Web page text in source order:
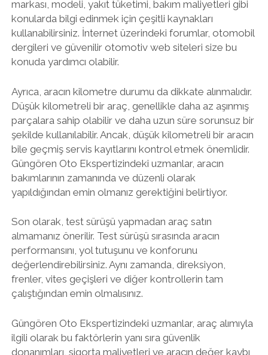
markası, modeli, yakıt tüketimi, bakım maliyetleri gibi
konularda bilgi edinmek için çeşitli kaynakları
kullanabilirsiniz. İnternet üzerindeki forumlar, otomobil
dergileri ve güvenilir otomotiv web siteleri size bu
konuda yardımcı olabilir.
Ayrıca, aracın kilometre durumu da dikkate alınmalıdır.
Düşük kilometreli bir araç, genellikle daha az aşınmış
parçalara sahip olabilir ve daha uzun süre sorunsuz bir
şekilde kullanılabilir. Ancak, düşük kilometreli bir aracın
bile geçmiş servis kayıtlarını kontrol etmek önemlidir.
Güngören Oto Ekspertizindeki uzmanlar, aracın
bakımlarının zamanında ve düzenli olarak
yapıldığından emin olmanız gerektiğini belirtiyor.
Son olarak, test sürüşü yapmadan araç satın
almamanız önerilir. Test sürüşü sırasında aracın
performansını, yol tutuşunu ve konforunu
değerlendirebilirsiniz. Aynı zamanda, direksiyon,
frenler, vites geçişleri ve diğer kontrollerin tam
çalıştığından emin olmalısınız.
Güngören Oto Ekspertizindeki uzmanlar, araç alımıyla
ilgili olarak bu faktörlerin yanı sıra güvenlik
donanımları, sigorta maliyetleri ve aracın değer kaybı